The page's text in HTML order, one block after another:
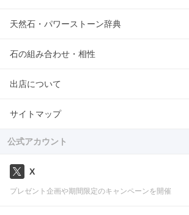
天然石・パワーストーン辞典
石の組み合わせ・相性
出店について
サイトマップ
公式アカウント
X
プレゼント企画や期間限定のキャンペーンを開催